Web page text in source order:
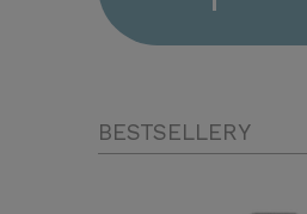
BESTSELLERY